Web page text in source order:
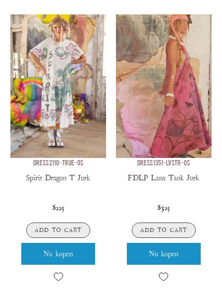
DRESS 2110-TRUE-OS
Spirit Dragon T Jurk
$225
ADD TO CART
Nu kopen
DRESS 1351-LVSTR-OS
FDLP Lana Tank Jurk
$325
ADD TO CART
Nu kopen